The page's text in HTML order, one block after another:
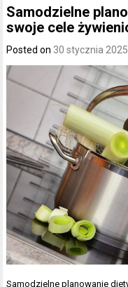
Samodzielne
swoje cele
Posted on 30 stycznia 2025
Samodzielne planowanie